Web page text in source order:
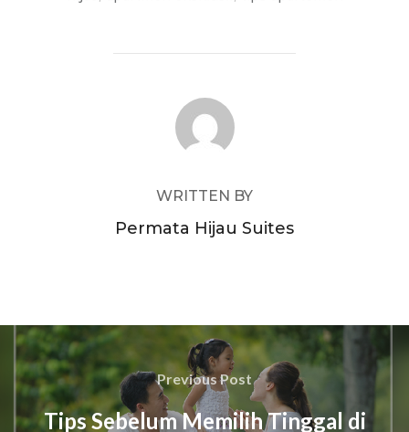
POST AUTHOR
WRITTEN BY
Permata Hijau Suites
Post
navigation
Previous
Post
Previous Post
Tips Sebelum Memilih Tinggal di